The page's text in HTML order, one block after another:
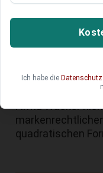
Schoko-
Der
juristischen
will die
Firma Wacker
quadratischen
Ich habe die